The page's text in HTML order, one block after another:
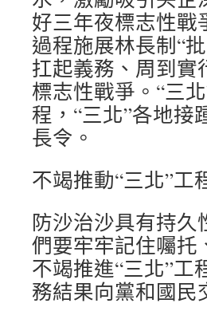
好三年夜標志性戰
過程施展林長制“
扛起義務、周到實
標志性戰爭。“三
程，“三北”各地接
長令。
不竭推動“三北”工
防沙治沙具有持
們要牢牢記住囑托
不竭推進“三北”
務結果向黨和國民